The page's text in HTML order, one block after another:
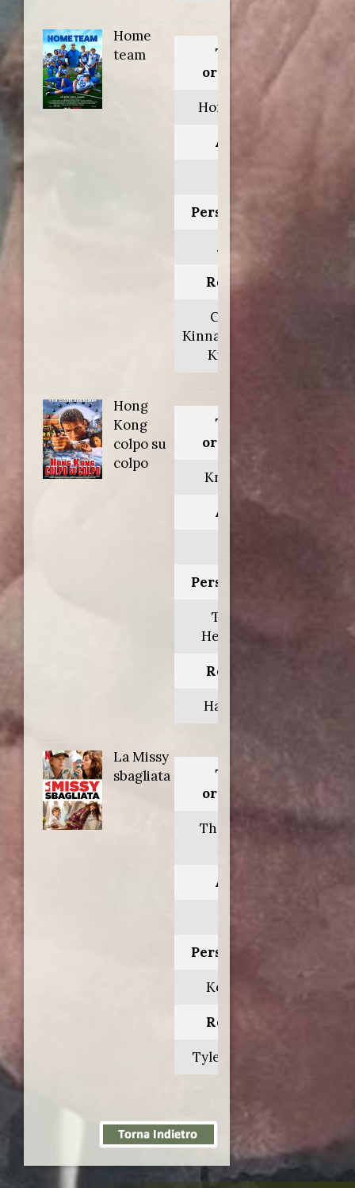
Home
team
Titolo
originale:
Home team
Anno:
Personaggio:
Jamie
Regia di:
Charles
Kinnane/Daniel
Kinnane
Hong
Kong
colpo su
colpo
Titolo
originale:
Knock off
Anno:
Personaggio:
Tommy
Hendricks
Regia di:
Hark Tsui
La Missy
sbagliata
Titolo
originale:
The wrong
Missy
Anno:
Personaggio:
Komante
Regia di:
Tyler Spindel